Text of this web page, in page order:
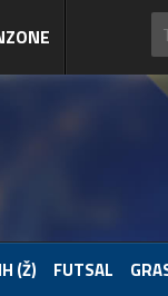
(Ž) FUTSAL